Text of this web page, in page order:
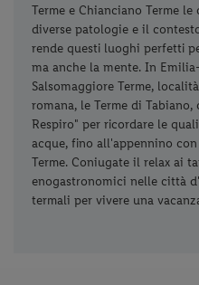
Terme e Chianciano Terme
diverse patologie e il
rende questi luoghi perfetti
ma anche la mente. In
Salsomaggiore Terme,
romana, le Terme di
Respiro" per ricordare le
acque, fino all'appennino
Terme. Coniugate il relax ai
enogastronomici nelle città
termali per vivere una